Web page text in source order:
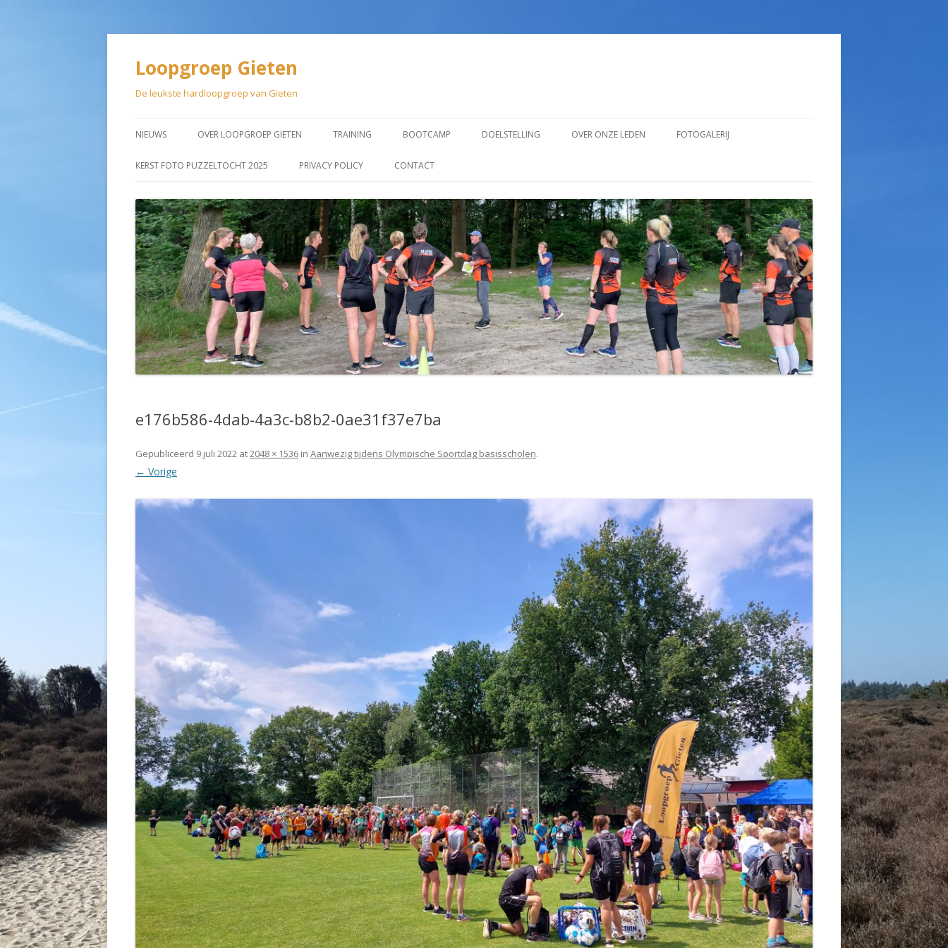
Loopgroep Gieten
De leukste hardloopgroep van Gieten
naar
NIEUWS OVER LOOPGROEP GIETEN
LIDMAATSCHAP
TRAINING
TRAINING VOOR BEGINNERS
BOOTCAMP DOELSTELLING OVER ONZE LEDEN FOTOGALERIJ
KERST FOTO PUZZELTOCHT 2025 PRIVACY POLICY CONTACT
e176b586-4dab-4a3c-b8b2-0ae31f37e7ba
Gepubliceerd 9 juli 2022 at2048 × 1536 in Aanwezig tijdens Olympische Sportdag basisscholen.
← Vorige